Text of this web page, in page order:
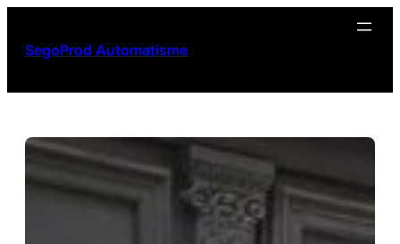
contenu
SegoProd Automatisme